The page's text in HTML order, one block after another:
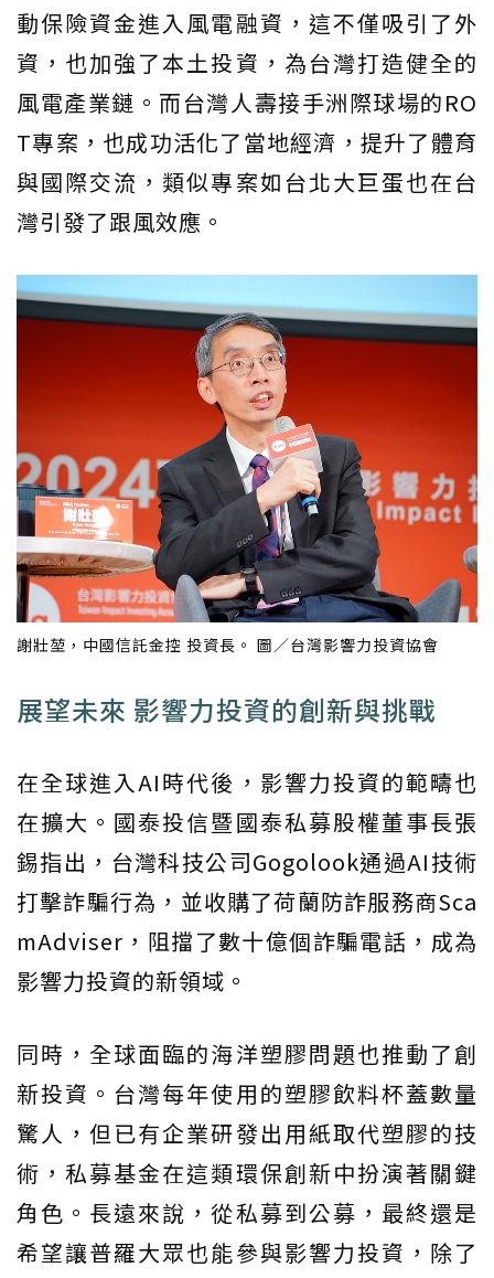
動保險資金進入風電融資，這不僅吸引了外
資，也加強了本土投資，為台灣打造健全的
風電產業鏈。而台灣人壽接手洲際球場的RO
T專案，也成功活化了當地經濟，提升了體育
與國際交流，類似專案如台北大巨蛋也在台
灣引發了跟風效應。
謝壯堃，中國信託金控 投資長。 圖／台灣影響力投資協會
展望未來 影響力投資的創新與挑戰
在全球進入AI時代後，影響力投資的範疇也
在擴大。國泰投信暨國泰私募股權董事長張
錫指出，台灣科技公司Gogolook通過AI技術
打擊詐騙行為，並收購了荷蘭防詐服務商Sca
mAdviser，阻擋了數十億個詐騙電話，成為
影響力投資的新領域。
同時，全球面臨的海洋塑膠問題也推動了創
新投資。台灣每年使用的塑膠飲料杯蓋數量
驚人，但已有企業研發出用紙取代塑膠的技
術，私募基金在這類環保創新中扮演著關鍵
角色。長遠來說，從私募到公募，最終還是
希望讓普羅大眾也能參與影響力投資，除了